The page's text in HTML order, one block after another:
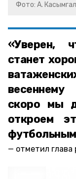
Фото: А.
«Уверен,
станет
скоро мы
откроем
отметил глава